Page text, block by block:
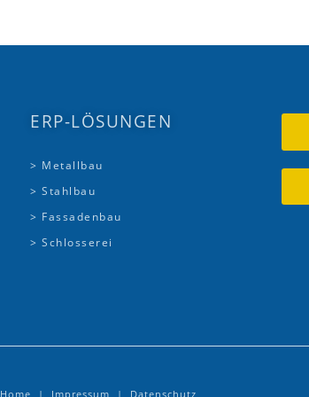
ERP-LÖSUNGEN
> Metallbau
> Stahlbau
> Fassadenbau
> Schlosserei
Home | Impressum | Datenschutz